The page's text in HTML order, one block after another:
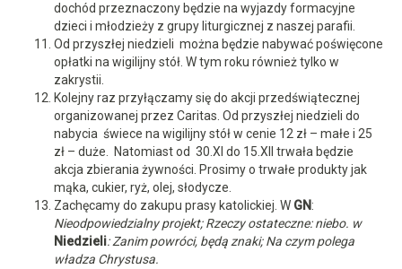
dochód przeznaczony będzie na wyjazdy formacyjne
dzieci i młodzieży z grupy liturgicznej z naszej parafii.
Od przyszłej niedzieli można będzie nabywać poświęcone
opłatki na wigilijny stół. W tym roku również tylko w
zakrystii.
Kolejny raz przyłączamy się do akcji przedświątecznej
organizowanej przez Caritas. Od przyszłej niedzieli do
nabycia świece na wigilijny stół w cenie 12 zł – małe i 25
zł – duże. Natomiast od 30.XI do 15.XII trwała będzie
akcja zbierania żywności. Prosimy o trwałe produkty jak
mąka, cukier, ryż, olej, słodycze.
Zachęcamy do zakupu prasy katolickiej. W GN:
Nieodpowiedzialny projekt; Rzeczy ostateczne: niebo. w
Niedzieli: Zanim powróci, będą znaki; Na czym polega
władza Chrystusa.